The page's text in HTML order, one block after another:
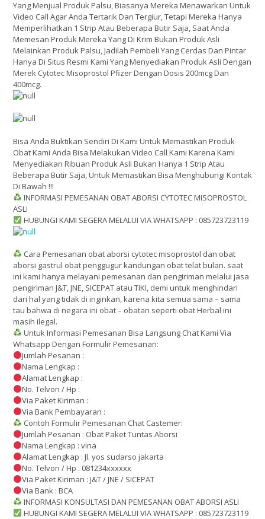
Yang Menjual Produk Palsu, Biasanya Mereka Menawarkan Untuk
Video Call Agar Anda Tertarik Dan Tergiur, Tetapi Mereka Hanya
Memperlihatkan 1 Strip Atau Beberapa Butir Saja, Saat Anda
Memesan Produk Mereka Yang Di Krim Bukan Produk Asli
Melainkan Produk Palsu, Jadilah Pembeli Yang Cerdas Dan Pintar
Hanya Di Situs Resmi Kami Yang Menyediakan Produk Asli Dengan
Merek Cytotec Misoprostol Pfizer Dengan Dosis 200mcg Dan
400mcg.
Bisa Anda Buktikan Sendiri Di Kami Untuk Memastikan Produk
Obat Kami Anda Bisa Melakukan Video Call Kami Karena Kami
Menyediakan Ribuan Produk Asli Bukan Hanya 1 Strip Atau
Beberapa Butir Saja, Untuk Memastikan Bisa Menghubungi Kontak
Di Bawah !!!
INFORMASI PEMESANAN OBAT ABORSI CYTOTEC MISOPROSTOL
ASLI
HUBUNGI KAMI SEGERA MELALUI VIA WHATSAPP : 085723723119
Cara Pemesanan obat aborsi cytotec misoprostol dan obat
aborsi gastrul obat penggugur kandungan obat telat bulan. saat
ini kami hanya melayani pemesanan dan pengiriman melalui jasa
pengiriman J&T, JNE, SICEPAT atau TIKI, demi untuk menghindari
dari hal yang tidak di inginkan, karena kita semua sama – sama
tau bahwa di negara ini obat – obatan seperti obat Herbal ini
masih ilegal.
Untuk Informasi Pemesanan Bisa Langsung Chat Kami Via
Whatsapp Dengan Formulir Pemesanan:
Jumlah Pesanan :
Nama Lengkap :
Alamat Lengkap :
No. Telvon / Hp :
Via Paket Kiriman :
Via Bank Pembayaran :
Contoh Formulir Pemesanan Chat Castemer:
Jumlah Pesanan : Obat Paket Tuntas Aborsi
Nama Lengkap : vina
Alamat Lengkap : Jl. yos sudarso jakarta
No. Telvon / Hp : 081234xxxxxx
Via Paket Kiriman : J&T / JNE / SICEPAT
Via Bank : BCA
INFORMASI KONSULTASI DAN PEMESANAN OBAT ABORSI ASLI
HUBUNGI KAMI SEGERA MELALUI VIA WHATSAPP : 085723723119